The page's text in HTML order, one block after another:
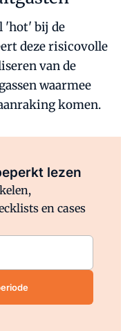
'hot' bij de
deze risicovolle
van de
waarmee
komen.
lezen
en cases